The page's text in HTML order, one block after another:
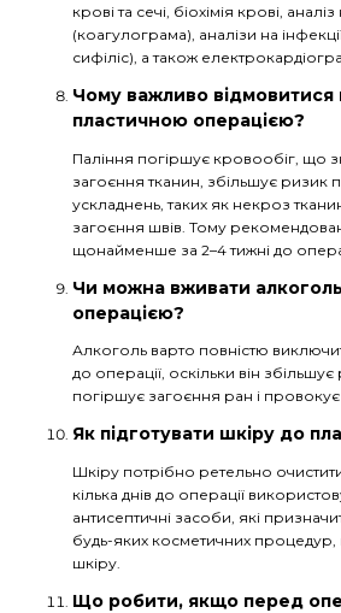
крові та сечі, біохімія крові,
(коагулограма), аналізи на
сифіліс), а також
Чому важливо відмовитися
пластичною операцією?
Паління погіршує кровообіг, що
загоєння тканин, збільшує ризик
ускладнень, таких як некроз
загоєння швів. Тому
щонайменше за 2–4 тижні до
Чи можна вживати
операцією?
Алкоголь варто повністю
до операції, оскільки він
погіршує загоєння ран і
Як підготувати шкіру до
Шкіру потрібно ретельно
кілька днів до операції
антисептичні засоби, які
будь-яких косметичних
шкіру.
Що робити, якщо перед